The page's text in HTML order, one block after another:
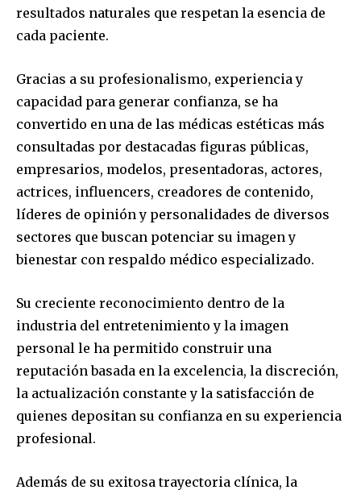
resultados naturales que respetan la esencia de
cada paciente.
Gracias a su profesionalismo, experiencia y
capacidad para generar confianza, se ha
convertido en una de las médicas estéticas más
consultadas por destacadas figuras públicas,
empresarios, modelos, presentadoras, actores,
actrices, influencers, creadores de contenido,
líderes de opinión y personalidades de diversos
sectores que buscan potenciar su imagen y
bienestar con respaldo médico especializado.
Su creciente reconocimiento dentro de la
industria del entretenimiento y la imagen
personal le ha permitido construir una
reputación basada en la excelencia, la discreción,
la actualización constante y la satisfacción de
quienes depositan su confianza en su experiencia
profesional.
Además de su exitosa trayectoria clínica, la